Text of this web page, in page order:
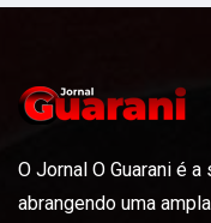
O Jornal O Guarani é
abrangendo uma